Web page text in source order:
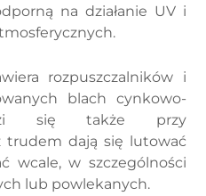
na działanie UV i
rozpuszczalników i
blach cynkowo-
się także przy
trudem dają się lutować
wcale, w szczególności
lub powlekanych.